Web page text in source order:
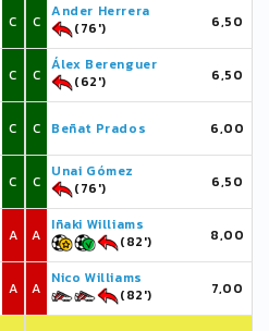
C
C
C
C
A
A
C
Ander Herrera
(76')
6,50
C
Álex Berenguer
(62')
6,50
C Beñat Prados 6,00
C
Unai Gómez
(76')
6,50
A
Iñaki Williams
(82')
8,00
A
Nico Williams
(82')
7,00